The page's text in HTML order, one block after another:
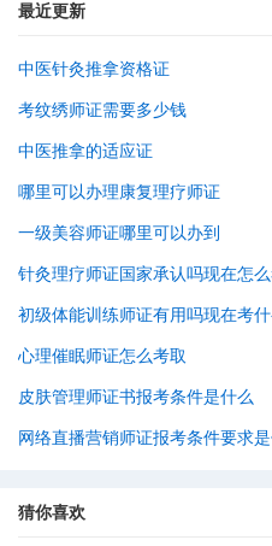
最近更新
中医针灸推拿资格证
考纹绣师证需要多少钱
中医推拿的适应证
哪里可以办理康复理疗师证
一级美容师证哪里可以办到
针灸理疗师证国家承认吗现在怎
初级体能训练师证有用吗现在考什
心理催眠师证怎么考取
皮肤管理师证书报考条件是什么
网络直播营销师证报考条件要求
猜你喜欢